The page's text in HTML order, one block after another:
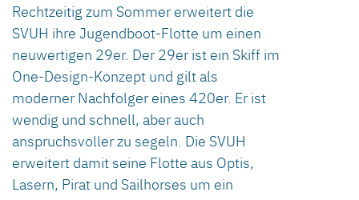
Rechtzeitig zum Sommer erweitert die
SVUH ihre Jugendboot-Flotte um einen
neuwertigen 29er. Der 29er ist ein Skiff im
One-Design-Konzept und gilt als
moderner Nachfolger eines 420er. Er ist
wendig und schnell, aber auch
anspruchsvoller zu segeln. Die SVUH
erweitert damit seine Flotte aus Optis,
Lasern, Pirat und Sailhorses um ein